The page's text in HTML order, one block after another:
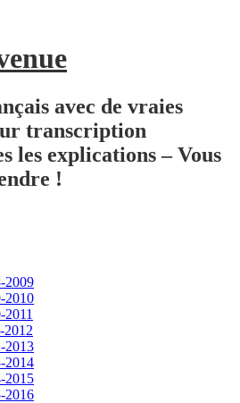
avec de vraies
transcription
les explications – Vous
!
2009
2010
2011
2012
2013
2014
2015
2016